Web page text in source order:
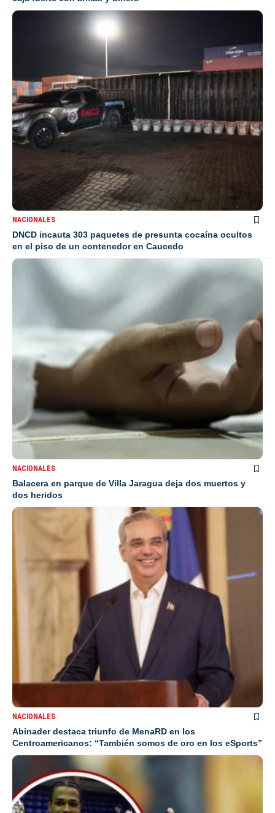
NACIONALES
DNCD incauta 303 paquetes de presunta cocaína ocultos
en el piso de un contenedor en Caucedo
NACIONALES
Balacera en parque de Villa Jaragua deja dos muertos y
dos heridos
NACIONALES
Abinader destaca triunfo de MenaRD en los
Centroamericanos: “También somos de oro en los eSports”